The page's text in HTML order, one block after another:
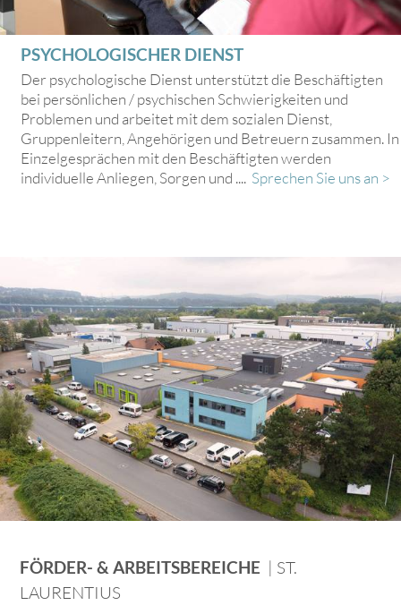
PSYCHOLOGISCHER DIENST
Der psychologische Dienst unterstützt die Beschäftigten
bei persönlichen / psychischen Schwierigkeiten und
Problemen und arbeitet mit dem sozialen Dienst,
Gruppenleitern, Angehörigen und Betreuern zusammen. In
Einzelgesprächen mit den Beschäftigten werden
individuelle Anliegen, Sorgen und .... Sprechen Sie uns an >
FÖRDER- & ARBEITSBEREICHE | ST.
LAURENTIUS